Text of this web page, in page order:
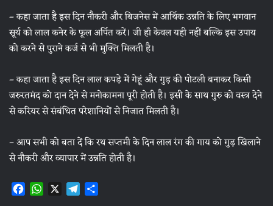
– कहा जाता है इस दिन नौकरी और बिजनेस में आर्थिक उन्नति के लिए भगवान
सूर्य को लाल कनेर के फूल अर्पित करें। जी हाँ केवल यही नहीं बल्कि इस उपाय
को करने से पुराने कर्ज से भी मुक्ति मिलती है।
– कहा जाता है इस दिन लाल कपड़े में गेहूं और गुड़ की पोटली बनाकर किसी
जरुरतमंद को दान देने से मनोकामना पूरी होती है। इसी के साथ गुरु को वस्त्र देने
से करियर से संबंधित परेशानियों से निजात मिलती है।
– आप सभी को बता दें कि रथ सप्तमी के दिन लाल रंग की गाय को गुड़ खिलाने
से नौकरी और व्यापार में उन्नति होती है।
F W X T